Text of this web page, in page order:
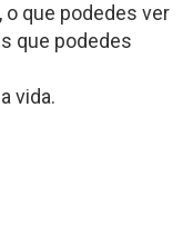
que podedes ver
que podedes
vida.